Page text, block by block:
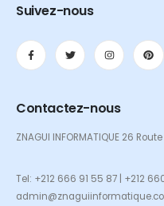
Suivez-nous
Contactez-nous
ZNAGUI INFORMATIQUE 26
Tel: +212 666 91 55 87 | +212